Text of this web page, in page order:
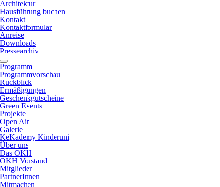
Architektur
Hausführung buchen
Kontakt
Kontaktformular
Anreise
Downloads
Pressearchiv
Programm
Programmvorschau
Rückblick
Ermäßigungen
Geschenkgutscheine
Green Events
Projekte
Open Air
Galerie
KeKademy Kinderuni
Über uns
Das OKH
OKH Vorstand
Mitglieder
PartnerInnen
Mitmachen